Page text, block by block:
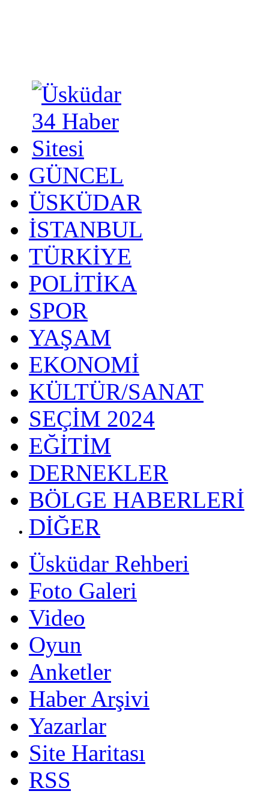
GÜNCEL
ÜSKÜDAR
İSTANBUL
TÜRKİYE
POLİTİKA
SPOR
YAŞAM
EKONOMİ
KÜLTÜR/SANAT
SEÇİM 2024
EĞİTİM
DERNEKLER
BÖLGE HABERLERİ
DİĞER
Üsküdar Rehberi
Foto Galeri
Video
Oyun
Anketler
Haber Arşivi
Yazarlar
Site Haritası
RSS